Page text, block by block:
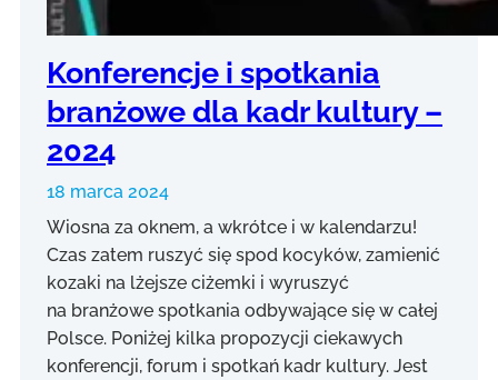
Konferencje i spotkania
branżowe dla kadr kultury –
2024
18 marca 2024
Wiosna za oknem, a wkrótce i w kalendarzu!
Czas zatem ruszyć się spod kocyków, zamienić
kozaki na lżejsze ciżemki i wyruszyć
na branżowe spotkania odbywające się w całej
Polsce. Poniżej kilka propozycji ciekawych
konferencji, forum i spotkań kadr kultury. Jest